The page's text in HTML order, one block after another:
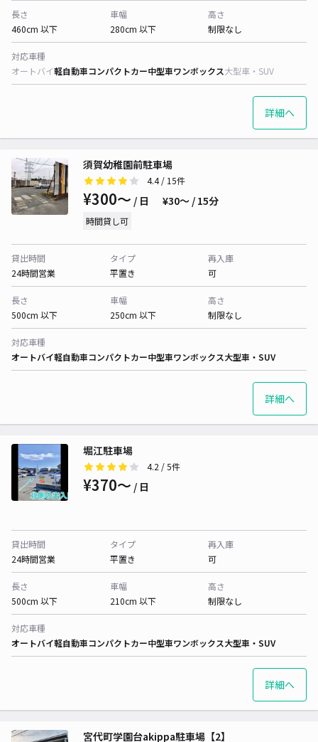
長さ
460cm 以下
車幅
280cm 以下
高さ
制限なし
対応車種
オートバイ軽自動車コンパクトカー中型車ワンボックス大型車・SUV
詳細へ
須賀幼稚園前駐車場
4.4/ 15件
¥300〜 / 日 ¥30〜 / 15分
時間貸し可
貸出時間
24時間営業
タイプ
平置き
再入庫
可
長さ
500cm 以下
車幅
250cm 以下
高さ
制限なし
対応車種
オートバイ軽自動車コンパクトカー中型車ワンボックス大型車・SUV
詳細へ
堀江駐車場
4.2 / 5件
¥370〜 / 日
貸出時間
24時間営業
タイプ
平置き
再入庫
可
長さ
500cm 以下
車幅
210cm 以下
高さ
制限なし
対応車種
オートバイ軽自動車コンパクトカー中型車ワンボックス大型車・SUV
詳細へ
宮代町学園台akippa駐車場【2】